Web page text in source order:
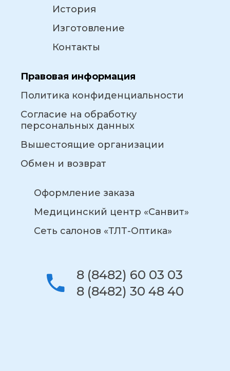
История
Изготовление
Контакты
Правовая информация
Политика конфиденциальности
Согласие на обработку
персональных данных
Вышестоящие организации
Обмен и возврат
Оформление заказа
Медицинский центр «Санвит»
Сеть салонов «ТЛТ-Оптика»
8 (8482) 60 03 03
8 (8482) 30 48 40